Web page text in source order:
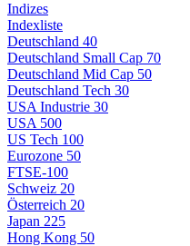
Indizes
Indexliste
Deutschland 40
Deutschland Small Cap 70
Deutschland Mid Cap 50
Deutschland Tech 30
USA Industrie 30
USA 500
US Tech 100
Eurozone 50
FTSE-100
Schweiz 20
Österreich 20
Japan 225
Hong Kong 50